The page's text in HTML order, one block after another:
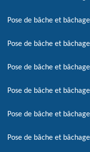
Pose de bâche et
Pose de bâche et
Pose de bâche et
Pose de bâche et
Pose de bâche et
Pose de bâche et